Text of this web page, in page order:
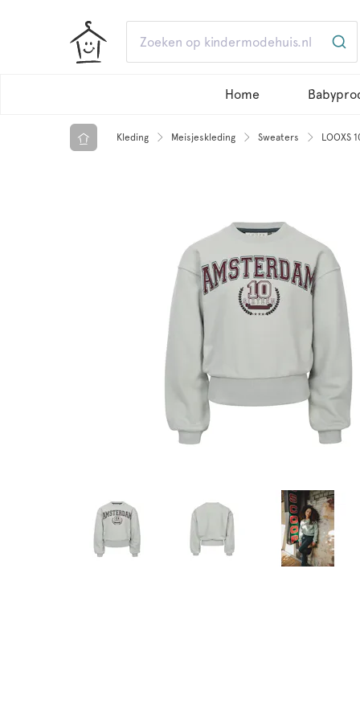
Home
Kleding Meisjeskleding Sweaters LOOXS